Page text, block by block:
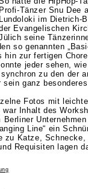
Profi-Tänzer Snu Dee
Lundoloki im Dietrich-
Evangelischen
seine
so genannten
hin zur fertigen
jeder sehen,
zu den der
sein ganz
Fotos mit
Inhalt des
Unternehmen
Line“ ein
zu Katze,
Requisiten lagen